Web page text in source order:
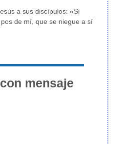
a sus discípulos: «Si
de mí, que se niegue a sí
mensaje